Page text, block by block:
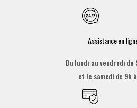
Assistance en
Du lundi au vendredi de
et le samedi de 9h